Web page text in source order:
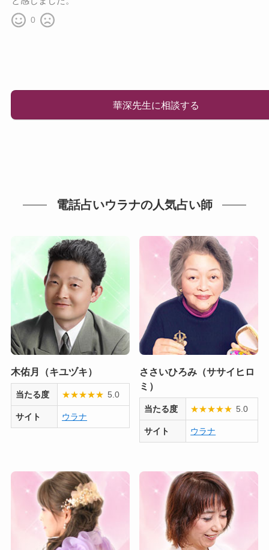
0
華深先生に相談する
電話占いウラナの人気占い師
木佑月（キユヅキ）
当たる度 ★★★★★ 5.0
サイト ウラナ
ささいひろみ（ササイヒロ
ミ）
当たる度 ★★★★★ 5.0
サイト ウラナ